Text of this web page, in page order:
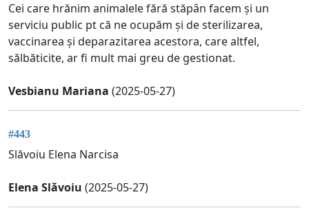
Cei care hrănim animalele fără stăpân facem și un
serviciu public pt că ne ocupăm și de sterilizarea,
vaccinarea și deparazitarea acestora, care altfel,
sălbăticite, ar fi mult mai greu de gestionat.
Vesbianu Mariana (2025-05-27)
#443
Slăvoiu Elena Narcisa
Elena Slăvoiu (2025-05-27)